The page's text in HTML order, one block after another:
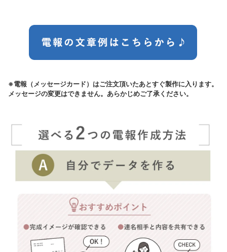
※電報（メッセージカード）はご注文頂いたあとすぐ製作に入ります。
メッセージの変更はできません。あらかじめご了承ください。